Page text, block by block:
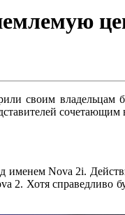
своим
именем Nova 2i.
Хотя справедливо